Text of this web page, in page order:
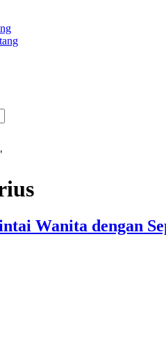
Wanita dengan